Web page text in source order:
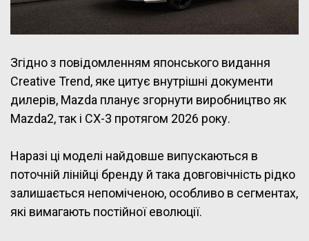
Згідно з повідомленням японського видання
Creative Trend, яке цитує внутрішні документи
дилерів, Mazda планує згорнути виробництво як
Mazda2, так і CX-3 протягом 2026 року.
Наразі ці моделі найдовше випускаються в
поточній лінійці бренду й така довговічність рідко
залишається непоміченою, особливо в сегментах,
які вимагають постійної еволюції.